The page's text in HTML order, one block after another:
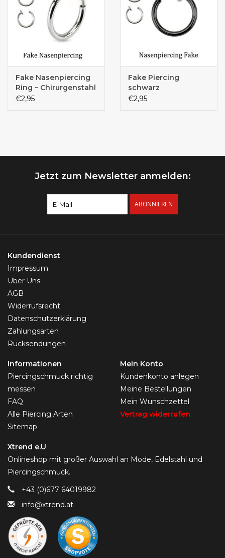
Fake Nasenpiercing
Ring – Chirurgenstahl
316L | Silber | 10 mm |
€2,95
Fake Piercing
schwarz
€2,95
Jetzt zum Newsletter anmelden:
ABONNIEREN
Kundendienst
Impressum
Über Uns
AGB
Widerrufsrecht
Datenschutzerklärung
Zahlungsarten
Rücksendungen
Informationen
Piercingschmuck richtig
messen
FAQ
Alle Piercing Arten
Sitemap
Mein Konto
Kundenkonto anlegen
Meine Bestellungen
Mein Wunschzettel
Vertrag widerrufen
Xtrend e.U
Onlineshop mit großer Auswahl an Mode, Edelstahl und
Piercingschmuck.
+43 (0)677 64019982
info@xtrend.at